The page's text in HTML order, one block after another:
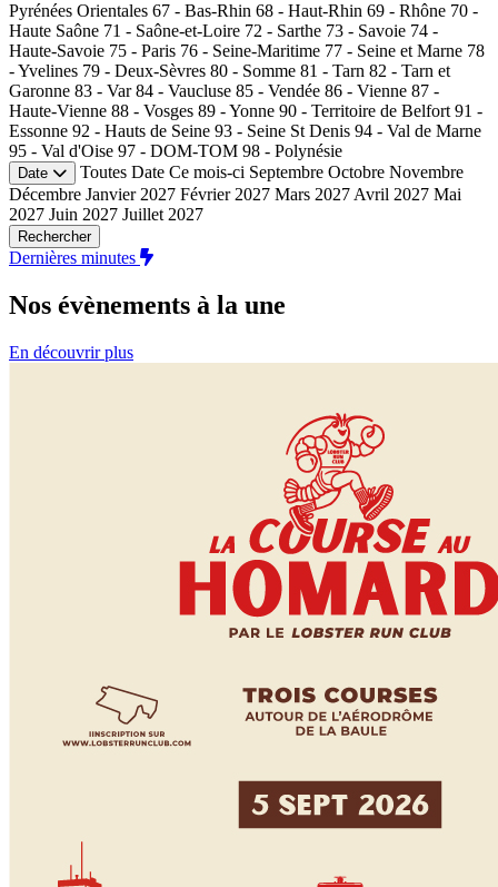
Pyrénées Orientales 67 - Bas-Rhin 68 - Haut-Rhin 69 - Rhône 70 -
Haute Saône 71 - Saône-et-Loire 72 - Sarthe 73 - Savoie 74 -
Haute-Savoie 75 - Paris 76 - Seine-Maritime 77 - Seine et Marne 78
- Yvelines 79 - Deux-Sèvres 80 - Somme 81 - Tarn 82 - Tarn et
Garonne 83 - Var 84 - Vaucluse 85 - Vendée 86 - Vienne 87 -
Haute-Vienne 88 - Vosges 89 - Yonne 90 - Territoire de Belfort 91 -
Essonne 92 - Hauts de Seine 93 - Seine St Denis 94 - Val de Marne
95 - Val d'Oise 97 - DOM-TOM 98 - Polynésie
Date Toutes Date Ce mois-ci Septembre Octobre Novembre
Décembre Janvier 2027 Février 2027 Mars 2027 Avril 2027 Mai
2027 Juin 2027 Juillet 2027
Rechercher
Dernières minutes
Nos évènements à la une
En découvrir plus